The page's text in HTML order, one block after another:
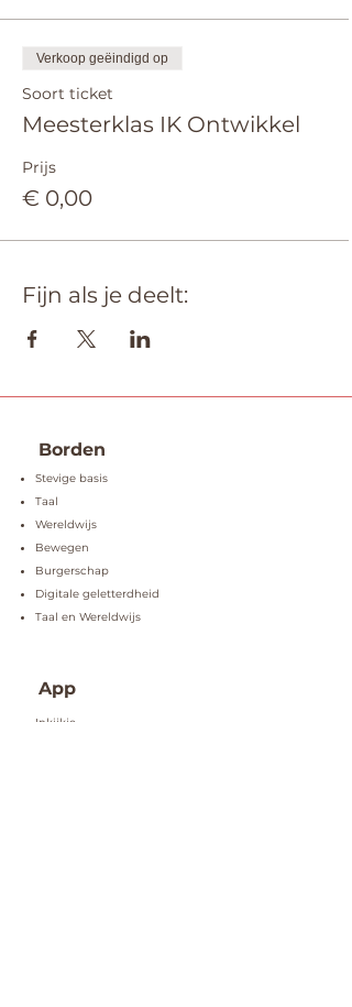
Verkoop geëindigd op
Soort ticket
Meesterklas IK Ontwikkel
Prijs
€ 0,00
Fijn als je deelt:
Borden
Stevige basis
Taal
Wereldwijs
Bewegen
Burgerschap
Digitale geletterdheid
Taal en Wereldwijs
App
Inkijkje